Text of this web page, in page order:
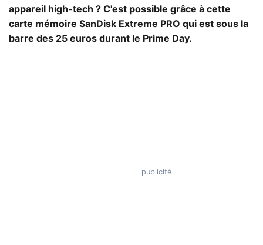
appareil high-tech ? C'est possible grâce à cette
carte mémoire SanDisk Extreme PRO qui est sous la
barre des 25 euros durant le Prime Day.